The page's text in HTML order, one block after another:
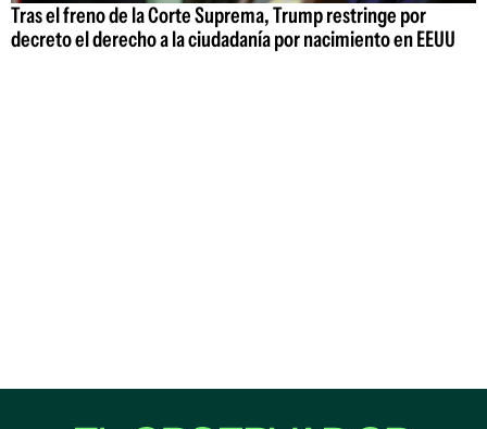
Tras el freno de la Corte Suprema, Trump restringe por
decreto el derecho a la ciudadanía por nacimiento en EEUU